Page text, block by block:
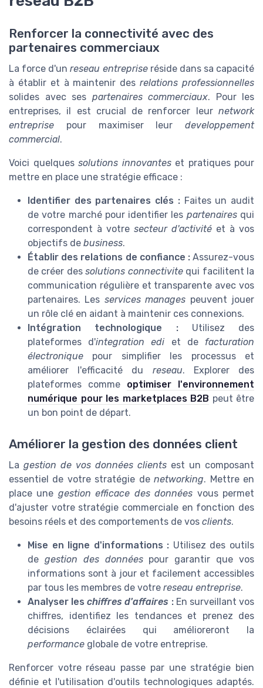
Renforcer la connectivité avec des
partenaires commerciaux
La force d'unreseau entrepriseréside dans sa capacité
à établir et à maintenir desrelations professionnelles
solides avec ses partenaires commerciaux. Pour les
entreprises, il est crucial de renforcer leur network
entreprise pour maximiser leur developpement
commercial.
Voici quelques solutions innovanteset pratiques pour
mettre en place une stratégie efficace :
Identifier des partenaires clés :Faites un audit
de votre marché pour identifier les partenairesqui
correspondent à votre secteur d'activité et à vos
objectifs de business.
Établir des relations de confiance :Assurez-vous
de créer dessolutions connectivitequi facilitent la
communication régulière et transparente avec vos
partenaires. Les services manages peuvent jouer
un rôle clé en aidant à maintenir ces connexions.
Intégration technologique :Utilisez des
plateformes d'integration edi et de facturation
électronique pour simplifier les processus et
améliorer l'efficacité du reseau. Explorer des
plateformes comme optimiser l'environnement
numérique pour les marketplaces B2B peut être
un bon point de départ.
Améliorer la gestion des données client
La gestion de vos données clients est un composant
essentiel de votre stratégie denetworking. Mettre en
place une gestion efficace des données vous permet
d'ajuster votre stratégie commerciale en fonction des
besoins réels et des comportements de vos clients.
Mise en ligne d'informations : Utilisez des outils
de gestion des donnéespour garantir que vos
informations sont à jour et facilement accessibles
par tous les membres de votre reseau entreprise.
Analyser leschiffres d'affaires :En surveillant vos
chiffres, identifiez les tendances et prenez des
décisions éclairées qui amélioreront la
performance globale de votre entreprise.
Renforcer votre réseau passe par une stratégie bien
définie et l'utilisation d'outils technologiques adaptés.